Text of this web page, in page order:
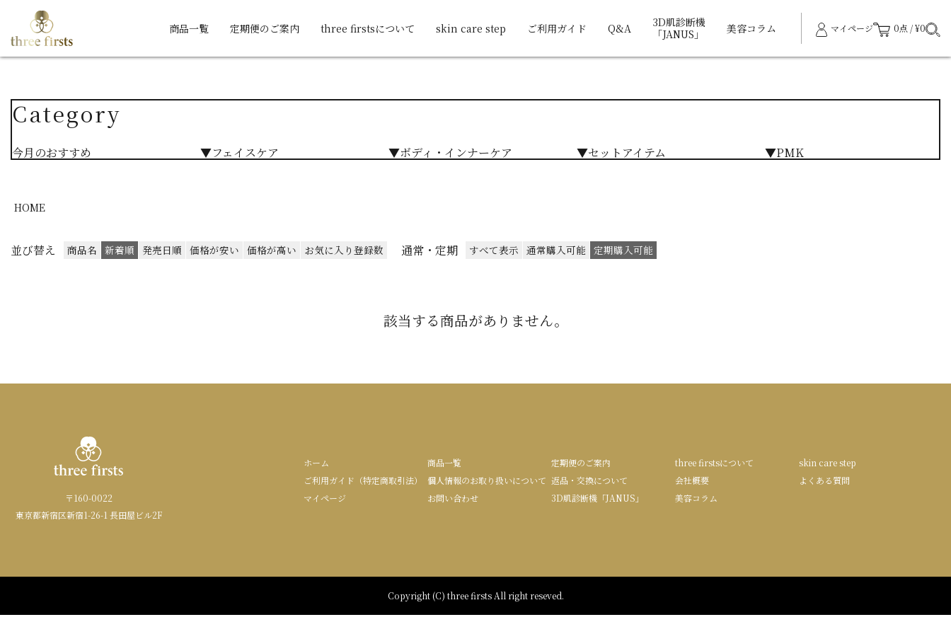
商品一覧 定期便のご案内 three firstsについて skin care step ご利用ガイド Q&A
3D肌診断機
「JANUS」
美容コラム マイページ 0点 / ¥0
Category
今月のおすすめ ▼フェイスケア ▼ボディ・インナーケア ▼セットアイテム ▼PMK
HOME
並び替え 商品名 新着順 発売日順 価格が安い 価格が高い お気に入り登録数 通常・定期 すべて表示 通常購入可能 定期購入可能
該当する商品がありません。
〒160-0022
東京都新宿区新宿1-26-1 長田屋ビル2F
ホーム 商品一覧 定期便のご案内 three firstsについて
skin care step
ご利用ガイド（特定商取引法）
個人情報のお取り扱いについて 返品・交換について 会社概要
よくある質問
マイページ
お問い合わせ 3D肌診断機「JANUS」 美容コラム
Copyright (C) three firsts All right reseved.